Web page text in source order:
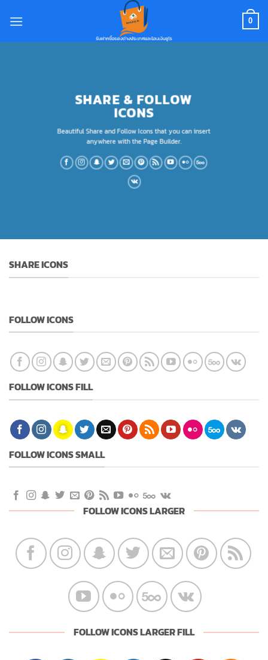
0
SHARE & FOLLOW
ICONS
Beautiful Share and Follow Icons that you can insert
anywhere with the Page Builder.
SHARE ICONS
FOLLOW ICONS
FOLLOW ICONS FILL
FOLLOW ICONS SMALL
FOLLOW ICONS LARGER
FOLLOW ICONS LARGER FILL